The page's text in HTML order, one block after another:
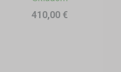
410,00 €